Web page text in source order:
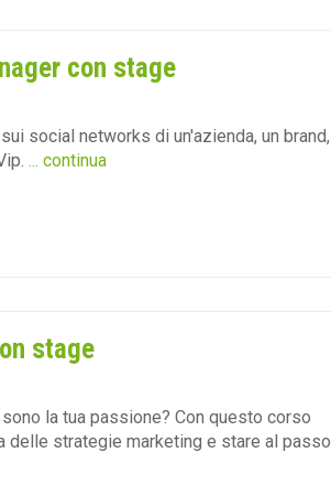
con stage
social networks di un'azienda, un brand,
... continua
stage
la tua passione? Con questo corso
delle strategie marketing e stare al passo